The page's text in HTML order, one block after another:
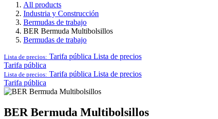
All products
Industria y Construcción
Bermudas de trabajo
BER Bermuda Multibolsillos
Bermudas de trabajo
Lista de precios: Tarifa pública Lista de precios
Tarifa pública
Lista de precios: Tarifa pública Lista de precios
Tarifa pública
BER Bermuda Multibolsillos